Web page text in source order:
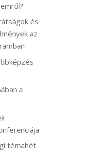
és
az
a
témahét